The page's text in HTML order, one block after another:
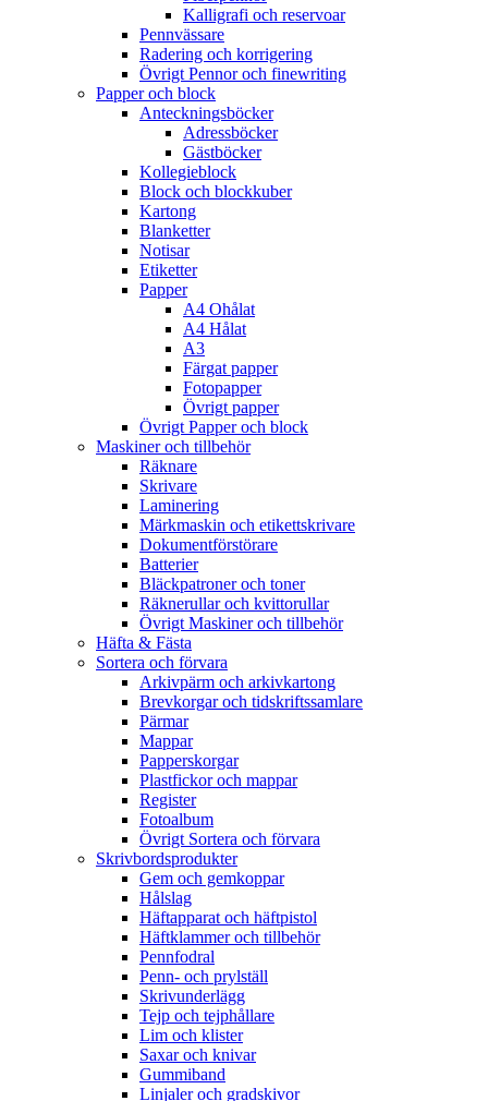
Kalligrafi och reservoar
Pennvässare
Radering och korrigering
Övrigt Pennor och finewriting
Papper och block
Anteckningsböcker
Adressböcker
Gästböcker
Kollegieblock
Block och blockkuber
Kartong
Blanketter
Notisar
Etiketter
Papper
A4 Ohålat
A4 Hålat
A3
Färgat papper
Fotopapper
Övrigt papper
Övrigt Papper och block
Maskiner och tillbehör
Räknare
Skrivare
Laminering
Märkmaskin och etikettskrivare
Dokumentförstörare
Batterier
Bläckpatroner och toner
Räknerullar och kvittorullar
Övrigt Maskiner och tillbehör
Häfta & Fästa
Sortera och förvara
Arkivpärm och arkivkartong
Brevkorgar och tidskriftssamlare
Pärmar
Mappar
Papperskorgar
Plastfickor och mappar
Register
Fotoalbum
Övrigt Sortera och förvara
Skrivbordsprodukter
Gem och gemkoppar
Hålslag
Häftapparat och häftpistol
Häftklammer och tillbehör
Pennfodral
Penn- och prylställ
Skrivunderlägg
Tejp och tejphållare
Lim och klister
Saxar och knivar
Gummiband
Linjaler och gradskivor